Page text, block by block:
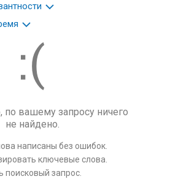
вашему запросу ничего
не найдено.
написаны без ошибок.
ключевые слова.
поисковый запрос.